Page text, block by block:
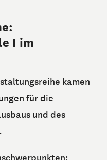
I im
kamen
für die
und des